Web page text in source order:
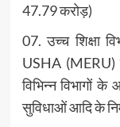
47.79 करोड़)
07. उच्च शिक्षा
USHA (MERU)
विभिन्न विभागों के
सुविधाओं आदि के